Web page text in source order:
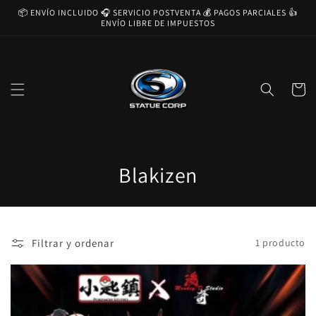
directamente
📦 ENVÍO INCLUIDO 🎧 SERVICIO POSTVENTA 💰 PAGOS PARCIALES 👍
ENVÍO LIBRE DE IMPUESTOS
Carrito
C
o
c
Blakizen
Filtrar y ordenar 1 producto